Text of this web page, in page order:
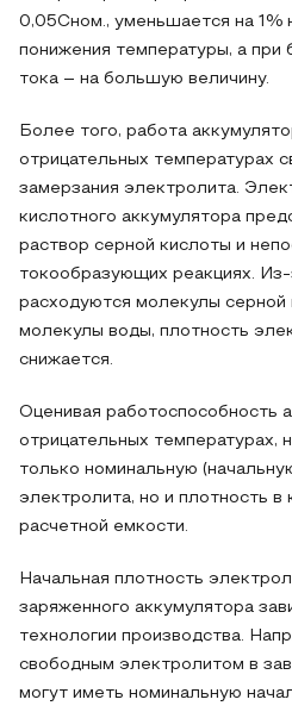
0,05Сном., уменьшается на 1%
понижения температуры, а при
тока – на большую величину.
Более того, работа
отрицательных температурах
замерзания электролита.
кислотного аккумулятора
раствор серной кислоты и
токообразующих реакциях. Из-
расходуются молекулы серной
молекулы воды, плотность
снижается.
Оценивая работоспособность
отрицательных температурах,
только номинальную
электролита, но и плотность в
расчетной емкости.
Начальная плотность
заряженного аккумулятора
технологии производства.
свободным электролитом в
могут иметь номинальную